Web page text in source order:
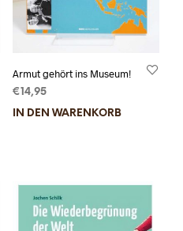
Armut gehört ins Museum!
€ 14,95
IN DEN WARENKORB